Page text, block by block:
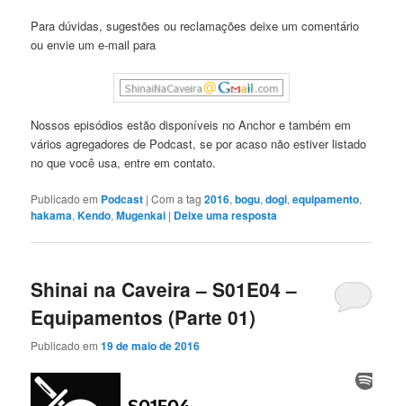
Para dúvidas, sugestões ou reclamações deixe um comentário
ou envie um e-mail para
Nossos episódios estão disponíveis no Anchor e também em
vários agregadores de Podcast, se por acaso não estiver listado
no que você usa, entre em contato.
Publicado em Podcast |Com a tag2016,bogu,dogi,equipamento,
hakama,Kendo,Mugenkai | Deixe uma resposta
Shinai na Caveira – S01E04 –
Equipamentos (Parte 01)
Publicado em19 de maio de 2016